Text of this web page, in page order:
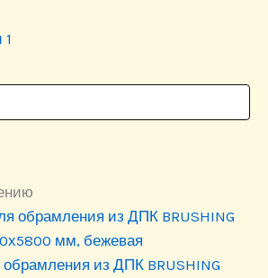
из ДПК BRUSHING